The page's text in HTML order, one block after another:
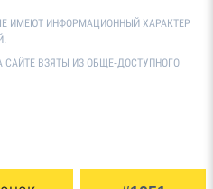
ИМЕЮТ ИНФОРМАЦИОННЫЙ ХАРАКТЕР
ВЗЯТЫ ИЗ ОБЩЕ-ДОСТУПНОГО